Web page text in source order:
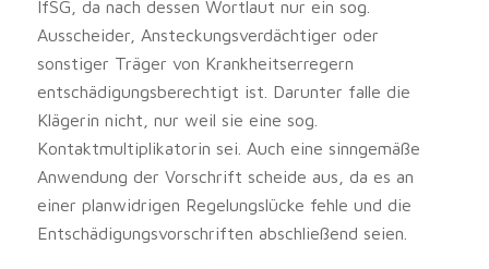
IfSG, da nach dessen Wortlaut nur ein sog.
Ausscheider, Ansteckungsverdächtiger oder
sonstiger Träger von Krankheitserregern
entschädigungsberechtigt ist. Darunter falle die
Klägerin nicht, nur weil sie eine sog.
Kontaktmultiplikatorin sei. Auch eine sinngemäße
Anwendung der Vorschrift scheide aus, da es an
einer planwidrigen Regelungslücke fehle und die
Entschädigungsvorschriften abschließend seien.